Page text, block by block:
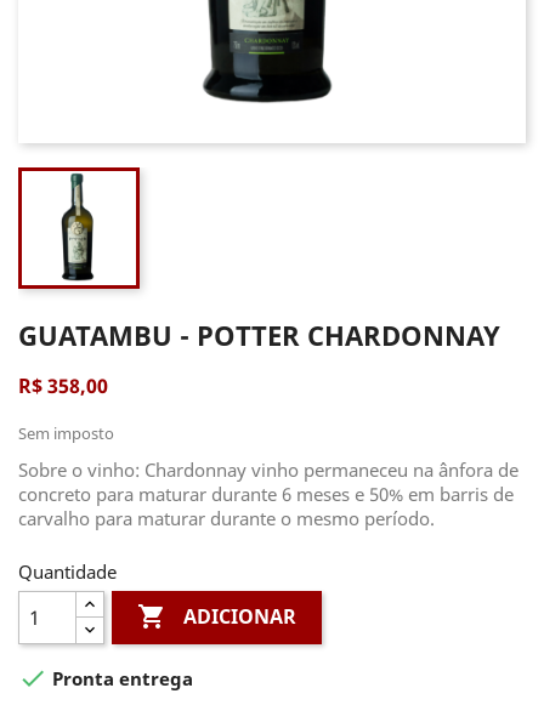
GUATAMBU - POTTER CHARDONNAY
R$ 358,00
Sem imposto
Sobre o vinho: Chardonnay vinho permaneceu na ânfora de
concreto para maturar durante 6 meses e 50% em barris de
carvalho para maturar durante o mesmo período.
Quantidade
 ADICIONAR
 Pronta entrega